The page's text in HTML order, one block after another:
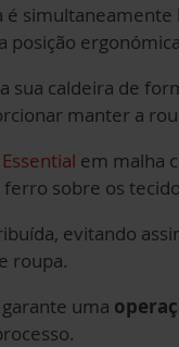
é
sua caldeira de
manter a
em malha
sobre os
evitando
roupa.
uma